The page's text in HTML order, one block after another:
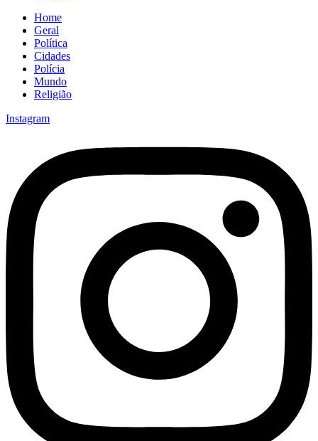
Home
Geral
Política
Cidades
Polícia
Mundo
Religião
Instagram